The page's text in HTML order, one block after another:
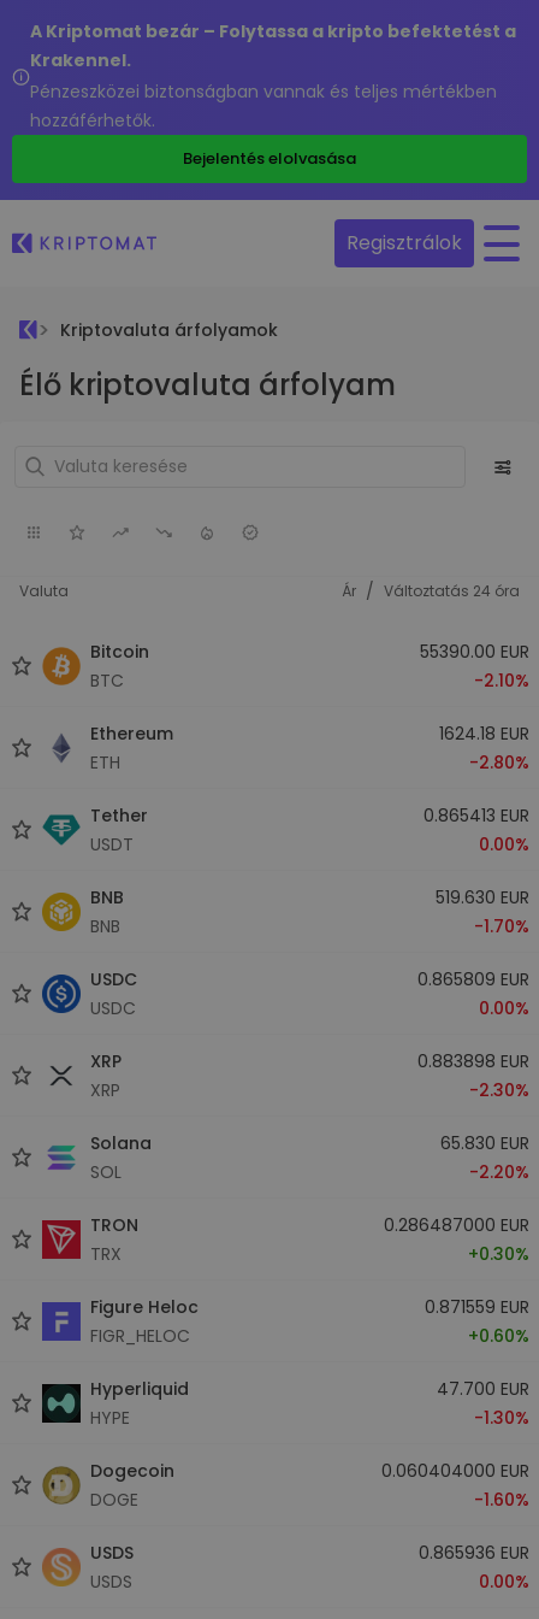
A Kriptomat bezár – Folytassa a kripto befektetést a
Krakennel.
Pénzeszközei biztonságban vannak és teljes mértékben
hozzáférhetők.
Bejelentés elolvasása
Regisztrálok
Kriptovaluta árfolyamok
Élő kriptovaluta árfolyam
Valuta Ár / Változtatás 24 óra
Bitcoin
BTC
55390.00 EUR
-2.10%
Ethereum
ETH
1624.18 EUR
-2.80%
Tether
USDT
0.865413 EUR
0.00%
BNB
BNB
519.630 EUR
-1.70%
USDC
USDC
0.865809 EUR
0.00%
XRP
XRP
0.883898 EUR
-2.30%
Solana
SOL
65.830 EUR
-2.20%
TRON
TRX
0.286487000 EUR
+0.30%
Figure Heloc
FIGR_HELOC
0.871559 EUR
+0.60%
Hyperliquid
HYPE
47.700 EUR
-1.30%
Dogecoin
DOGE
0.060404000 EUR
-1.60%
USDS
USDS
0.865936 EUR
0.00%